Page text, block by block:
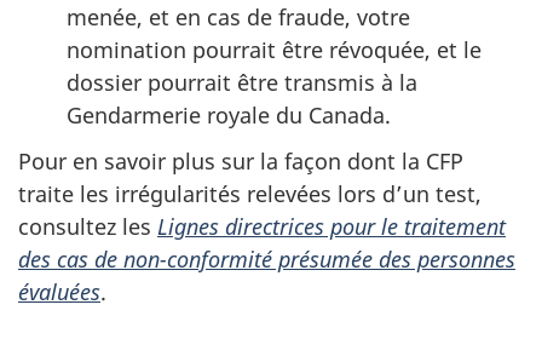
menée, et en cas de fraude, votre
nomination pourrait être révoquée, et le
dossier pourrait être transmis à la
Gendarmerie royale du Canada.
Pour en savoir plus sur la façon dont la CFP
traite les irrégularités relevées lors d’un test,
consultez les Lignes directrices pour le traitement
des cas de non-conformité présumée des personnes
évaluées.